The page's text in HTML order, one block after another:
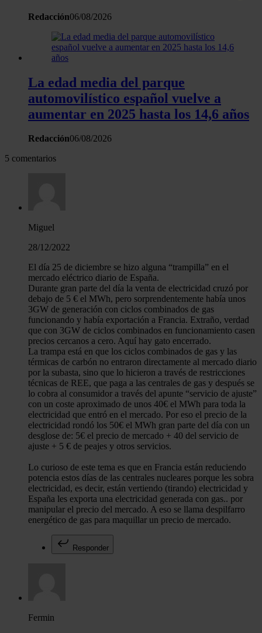
Redacción06/08/2026
La edad media del parque
automovilístico español vuelve a
aumentar en 2025 hasta los 14,6 años
Redacción06/08/2026
5 comentarios
Miguel
28/12/2022
El día 25 de diciembre se hizo alguna “trampilla” en el
mercado eléctrico diario de España.
Durante gran parte del día la venta de electricidad cruzó por
debajo de 5 € el MWh, pero sorprendentemente había unos
3GW de generación con ciclos combinados de gas
funcionando y había exportación a Francia. Extraño, verdad
que con 3GW de ciclos combinados en funcionamiento casen
precios cercanos a cero. Aquí hay gato encerrado.
La trampa está en que los ciclos combinados de gas y las
térmicas de carbón no entraron directamente al mercado diario
por la subasta, sino que lo hicieron a través de restricciones
técnicas de REE, que paga a las centrales de gas y después se
lo cobra al consumidor a través del apunte “servicio de ajuste”
con un coste aproximado de unos 40€ el MWh para toda la
electricidad que entró en el mercado. Por eso el precio de la
electricidad rondó los 50€ el MWh gran parte del día con un
desglose de: 5€ el precio de mercado + 40 del servicio de
ajuste + 5 € de peajes y otros servicios.
Lo curioso de este tema es que en Francia están reduciendo
potencia estos días de las centrales nucleares porque les sobra
electricidad, es decir, están vertiendo (tirando) electricidad y
España les exporta una electricidad generada con gas.. por
manipular el precio del mercado. A eso se llama despilfarro
energético de gas para maquillar un precio de mercado.
Responder
Fermin